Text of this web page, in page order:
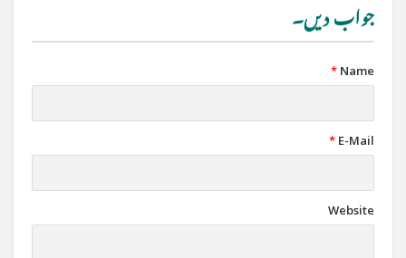
جواب دیں۔
Name
*
E-Mail
*
Website